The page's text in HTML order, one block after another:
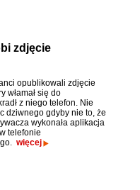
zdjęcie
opublikowali zdjęcie
włamał się do
z niego telefon. Nie
dziwnego gdyby nie to, że
wykonała aplikacja
telefonie
więcej